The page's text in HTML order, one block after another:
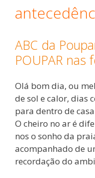
ABC da
POUPAR nas
Olá bom dia, ou
de sol e calor, dias
para dentro de
O cheiro no ar é
nos o sonho da
acompanhado de
recordação do